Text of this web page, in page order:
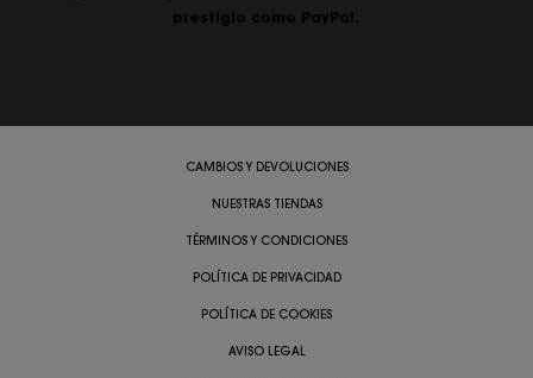
prestigio como PayPal.
CAMBIOS Y DEVOLUCIONES
NUESTRAS TIENDAS
TÉRMINOS Y CONDICIONES
POLÍTICA DE PRIVACIDAD
POLÍTICA DE COOKIES
AVISO LEGAL